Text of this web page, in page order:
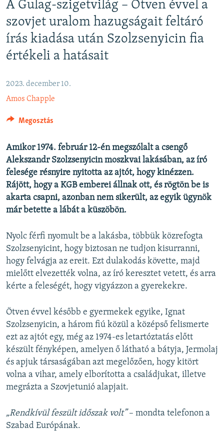
EURÓPAI UNIÓ
VILÁG
KLÍMAVÁLTOZÁS
A Gulag-szigetvilág – Ötven évvel a
szovjet uralom hazugságait feltáró
írás kiadása után Szolzsenyicin fia
értékeli a hatásait
2023. december 10.
Amos Chapple
Megosztás
Amikor 1974. február 12-én megszólalt a csengő
Alekszandr Szolzsenyicin moszkvai lakásában, az író
felesége résnyire nyitotta az ajtót, hogy kinézzen.
Rájött, hogy a KGB emberei állnak ott, és rögtön be is
akarta csapni, azonban nem sikerült, az egyik ügynök
már betette a lábát a küszöbön.
Nyolc férfi nyomult be a lakásba, többük közrefogta
Szolzsenyicint, hogy biztosan ne tudjon kisurranni,
hogy felvágja az ereit. Ezt dulakodás követte, majd
mielőtt elvezették volna, az író keresztet vetett, és arra
kérte a feleségét, hogy vigyázzon a gyerekekre.
Ötven évvel később e gyermekek egyike, Ignat
Szolzsenyicin, a három fiú közül a középső felismerte
ezt az ajtót egy, még az 1974-es letartóztatás előtt
készült fényképen, amelyen ő látható a bátyja, Jermolaj
és apjuk társaságában azt megelőzően, hogy kitört
volna a vihar, amely elborította a családjukat, illetve
megrázta a Szovjetunió alapjait.
„Rendkívül feszült időszak volt”– mondta telefonon a
Szabad Európának.